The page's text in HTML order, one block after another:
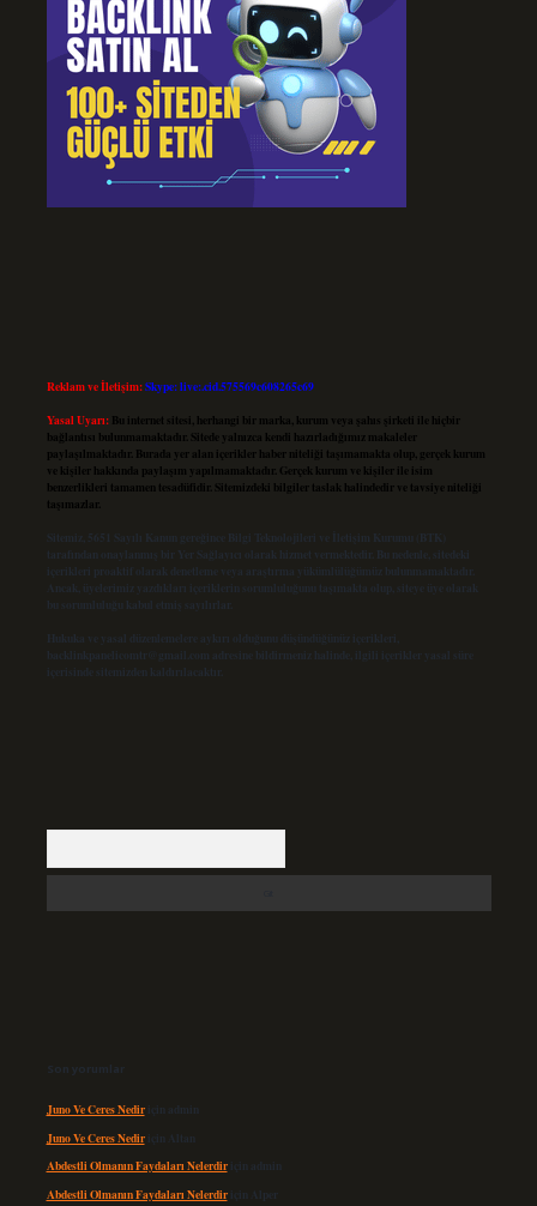
Reklam ve İletişim:Skype: live:.cid.575569c608265c69
Yasal Uyarı: Bu internet sitesi, herhangi bir marka, kurum veya şahıs şirketi ile hiçbir
bağlantısı bulunmamaktadır. Sitede yalnızca kendi hazırladığımız makaleler
paylaşılmaktadır. Burada yer alan içerikler haber niteliği taşımamakta olup, gerçek kurum
ve kişiler hakkında paylaşım yapılmamaktadır. Gerçek kurum ve kişiler ile isim
benzerlikleri tamamen tesadüfidir. Sitemizdeki bilgiler taslak halindedir ve tavsiye niteliği
taşımazlar.
Sitemiz, 5651 Sayılı Kanun gereğince Bilgi Teknolojileri ve İletişim Kurumu (BTK)
tarafından onaylanmış bir Yer Sağlayıcı olarak hizmet vermektedir. Bu nedenle, sitedeki
içerikleri proaktif olarak denetleme veya araştırma yükümlülüğümüz bulunmamaktadır.
Ancak, üyelerimiz yazdıkları içeriklerin sorumluluğunu taşımakta olup, siteye üye olarak
bu sorumluluğu kabul etmiş sayılırlar.
Hukuka ve yasal düzenlemelere aykırı olduğunu düşündüğünüz içerikleri,
backlinkpanelicomtr@gmail.com adresine bildirmeniz halinde, ilgili içerikler yasal süre
içerisinde sitemizden kaldırılacaktır.
Son yorumlar
Juno Ve Ceres Nediriçin admin
Juno Ve Ceres Nediriçin Altan
Abdestli Olmanın Faydaları Nelerdiriçin admin
Abdestli Olmanın Faydaları Nelerdiriçin Alper